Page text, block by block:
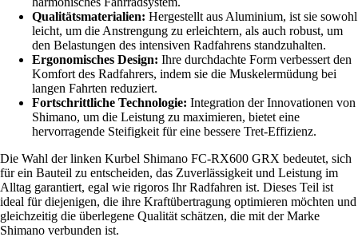
Qualitätsmaterialien: Hergestellt aus Aluminium, ist sie sowohl
leicht, um die Anstrengung zu erleichtern, als auch robust, um
den Belastungen des intensiven Radfahrens standzuhalten.
Ergonomisches Design: Ihre durchdachte Form verbessert den
Komfort des Radfahrers, indem sie die Muskelermüdung bei
langen Fahrten reduziert.
Fortschrittliche Technologie: Integration der Innovationen von
Shimano, um die Leistung zu maximieren, bietet eine
hervorragende Steifigkeit für eine bessere Tret-Effizienz.
Die Wahl der linken Kurbel Shimano FC-RX600 GRX bedeutet, sich
für ein Bauteil zu entscheiden, das Zuverlässigkeit und Leistung im
Alltag garantiert, egal wie rigoros Ihr Radfahren ist. Dieses Teil ist
ideal für diejenigen, die ihre Kraftübertragung optimieren möchten und
gleichzeitig die überlegene Qualität schätzen, die mit der Marke
Shimano verbunden ist.